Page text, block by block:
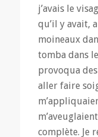
j’avais le
qu’il y avait,
moineaux
tomba dans
provoqua
aller faire
complète. Je